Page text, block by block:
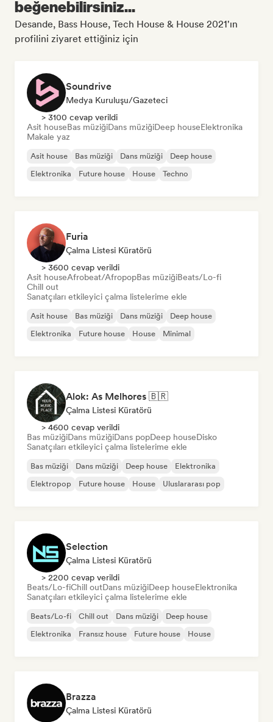
beğenebilirsiniz...
Desande, Bass House, Tech House & House 2021'ın
profilini ziyaret ettiğiniz için
Soundrive
Medya Kuruluşu/Gazeteci
> 3100 cevap verildi
Asit houseBas müziğiDans müziğiDeep houseElektronika
Makale yaz
Asit house Bas müziği Dans müziği
Deep house
Elektronika
Future house House Techno
Furia
Çalma Listesi Küratörü
> 3600 cevap verildi
Asit houseAfrobeat/AfropopBas müziğiBeats/Lo-fi
Chill out
Sanatçıları etkileyici çalma listelerime ekle
Asit house Bas müziği Dans müziği
Deep house
Elektronika
Future house House Minimal
Alok: As Melhores 🇧🇷
Çalma Listesi Küratörü
> 4600 cevap verildi
Bas müziğiDans müziğiDans popDeep houseDisko
Sanatçıları etkileyici çalma listelerime ekle
Bas müziği Dans müziği Deep house
Elektronika
Elektropop
Future house House Uluslararası pop
Selection
Çalma Listesi Küratörü
> 2200 cevap verildi
Beats/Lo-fiChill outDans müziğiDeep houseElektronika
Sanatçıları etkileyici çalma listelerime ekle
Beats/Lo-fi Chill out Dans müziği
Deep house
Elektronika
Fransız house Future house House
Brazza
Çalma Listesi Küratörü